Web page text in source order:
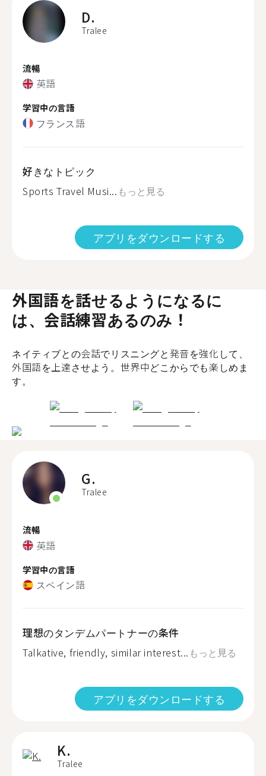
D.
Tralee
流暢
英語
学習中の言語
フランス語
好きなトピック
Sports Travel Musi... もっと見る
アプリをダウンロードする
外国語を話せるようになるに
は、会話練習あるのみ！
ネイティブとの会話でリスニングと発音を強化して、
外国語を上達させよう。世界中どこからでも楽しめま
す。
G.
Tralee
流暢
英語
学習中の言語
スペイン語
理想のタンデムパートナーの条件
Talkative, friendly, similar interest... もっと見る
アプリをダウンロードする
K.
Tralee